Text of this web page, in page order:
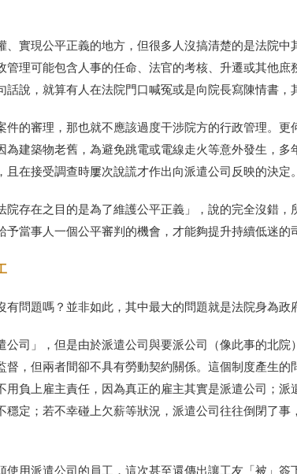
、實現公平正義的地方，但很多人沒搞清楚的是法院中
管理可能包含人事的任命、法官的考核、升遷或其他
說，就算有人在法院門口喊冤或是向院長寫陳情書，
件的審理，那也就不應該過度干涉院方的行政管理。
為建築物老舊，為避免跳電或電線走火等意外發生，多
且在接受調查時屢次說謊才作出向派遣公司反映的決定。
院存在之目的是為了維護公平正義」，說的完全沒錯
當事人一個公平審判的機會，才能夠提升持續低迷的
有問題嗎？並非如此，其中最大的問題就是法院身為政
公司」，但是由於派遣公司與要派公司（像此事的北
督，但兩者間卻不具有勞動契約關係。這個制度產生
用負上雇主責任，因為真正的雇主其實是派遣公司；
穩定；若不幸碰上欠薪等狀況，派遣公司往往倒閉了
使用派遣公司的員工，這次甚至還傳出讓工友「被」